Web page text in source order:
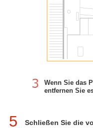
Wenn Sie das
entfernen Sie
5
Schließen Sie die